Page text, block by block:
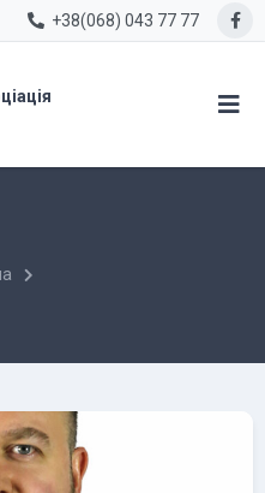
+38(068) 043 77 77